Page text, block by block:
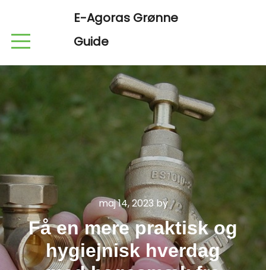
E-Agoras Grønne
Guide
maj 14, 2023by
Få en mere praktisk og
hygiejnisk hverdag